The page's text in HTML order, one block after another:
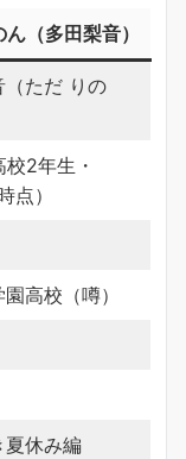
（多田梨音）
（ただ りの
校2年生・
点）
高校（噂）
夏休み編